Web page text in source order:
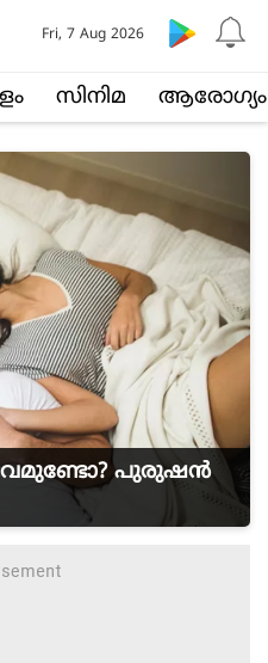
സിനിമ ആരോഗ്യം
Fri, 7 Aug 2026
പുരുഷൻ